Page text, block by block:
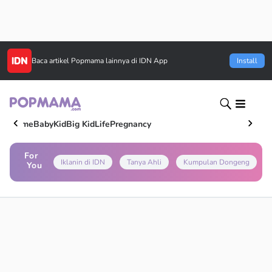
Baca artikel Popmama lainnya di IDN App Install
HomeBabyKidBig KidLifePregnancy
For
You
Iklanin di IDN Tanya Ahli Kumpulan Dongeng